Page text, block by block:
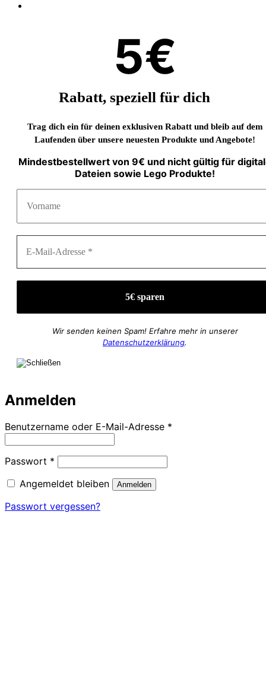
5€
Rabatt, speziell für dich
Trag dich ein für deinen exklusiven Rabatt und bleib auf dem
Laufenden über unsere neuesten Produkte und Angebote!
Mindestbestellwert von 9€ und nicht gültig für
Dateien sowie Lego Produkte!
Wir senden keinen Spam! Erfahre mehr in unserer
Datenschutzerklärung.
Anmelden
Benutzername oder E-Mail-Adresse *
Passwort * Erforderlich
Angemeldet bleiben
Anmelden
Passwort vergessen?